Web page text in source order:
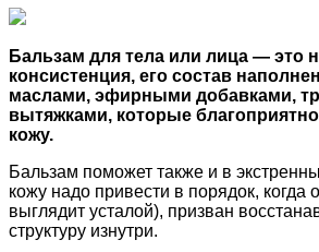
Бальзам для тела или лица — это
консистенция, его состав
маслами, эфирными добавками,
вытяжками, которые
кожу.
Бальзам поможет также и в
кожу надо привести в порядок, когда
выглядит усталой), призван
структуру изнутри.